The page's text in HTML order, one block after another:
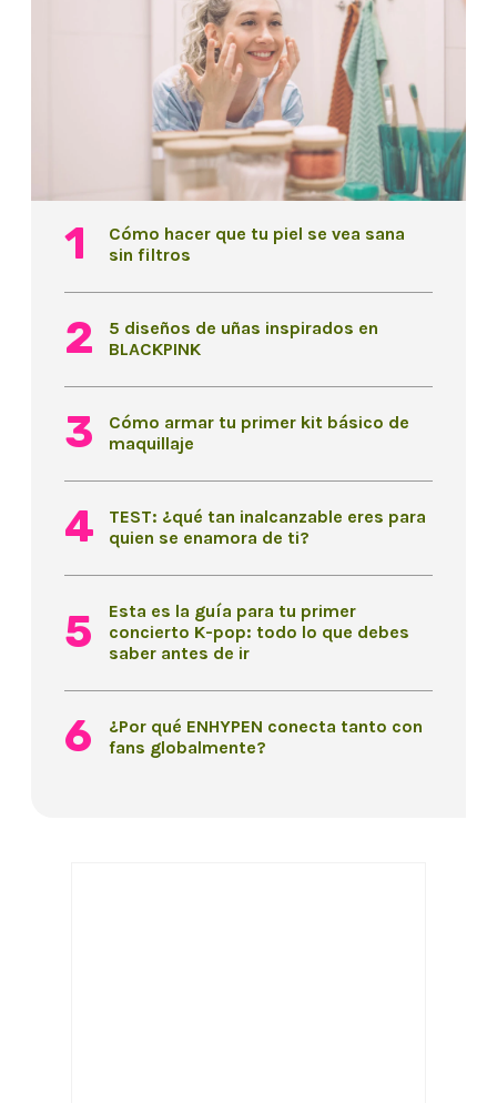
Cómo hacer que tu piel se vea sana
sin filtros
5 diseños de uñas inspirados en
BLACKPINK
Cómo armar tu primer kit básico de
maquillaje
TEST: ¿qué tan inalcanzable eres para
quien se enamora de ti?
Esta es la guía para tu primer
concierto K-pop: todo lo que debes
saber antes de ir
¿Por qué ENHYPEN conecta tanto con
fans globalmente?